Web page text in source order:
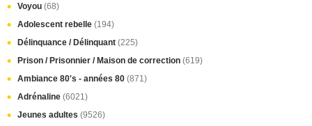
Voyou (68)
Adolescent rebelle (194)
Délinquance / Délinquant (225)
Prison / Prisonnier / Maison de correction (619)
Ambiance 80's - années 80 (871)
Adrénaline (6021)
Jeunes adultes (9526)